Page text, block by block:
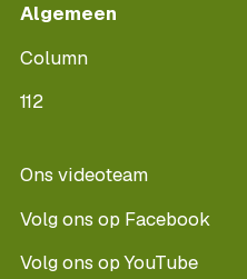
Algemeen
Column
112
Ons videoteam
Volg ons op Facebook
Volg ons op YouTube